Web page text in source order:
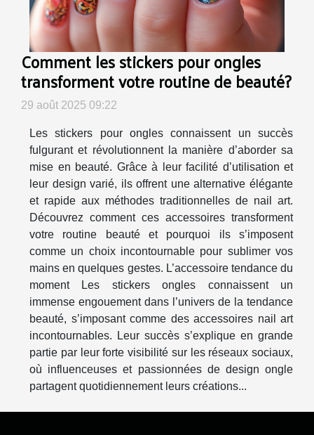
Comment les stickers pour ongles
transforment votre routine de beauté?
29 août 2025 09:22
Les stickers pour ongles connaissent un succès
fulgurant et révolutionnent la manière d’aborder sa
mise en beauté. Grâce à leur facilité d’utilisation et
leur design varié, ils offrent une alternative élégante
et rapide aux méthodes traditionnelles de nail art.
Découvrez comment ces accessoires transforment
votre routine beauté et pourquoi ils s’imposent
comme un choix incontournable pour sublimer vos
mains en quelques gestes. L’accessoire tendance du
moment Les stickers ongles connaissent un
immense engouement dans l’univers de la tendance
beauté, s’imposant comme des accessoires nail art
incontournables. Leur succès s’explique en grande
partie par leur forte visibilité sur les réseaux sociaux,
où influenceuses et passionnées de design ongle
partagent quotidiennement leurs créations...